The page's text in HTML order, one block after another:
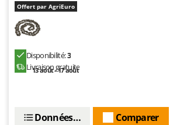
Offert par AgriEuro
Disponibilité:3
Livraison gratuite
13 août - 17 août
Comparer
Données techniques